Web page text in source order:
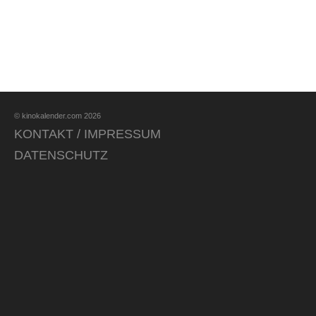
© kinokalender.com 2026
KONTAKT / IMPRESSUM
DATENSCHUTZ